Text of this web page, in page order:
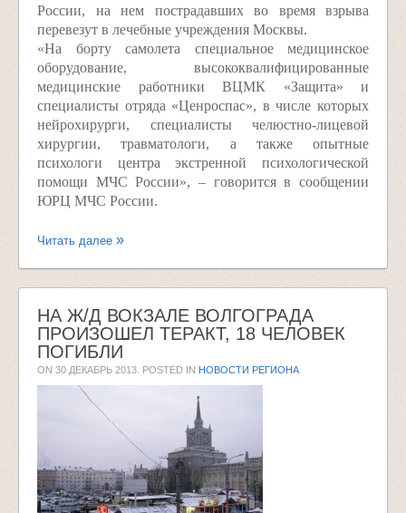
России, на нем пострадавших во время взрыва
перевезут в лечебные учреждения Москвы.
«На борту самолета специальное медицинское
оборудование, высококвалифицированные
медицинские работники ВЦМК «Защита» и
специалисты отряда «Ценроспас», в числе которых
нейрохирурги, специалисты челюстно-лицевой
хирургии, травматологи, а также опытные
психологи центра экстренной психологической
помощи МЧС России», – говорится в сообщении
ЮРЦ МЧС России.
Читать далее
НА Ж/Д ВОКЗАЛЕ ВОЛГОГРАДА
ПРОИЗОШЕЛ ТЕРАКТ, 18 ЧЕЛОВЕК
ПОГИБЛИ
ON 30 ДЕКАБРЬ 2013 . POSTED IN НОВОСТИ РЕГИОНА